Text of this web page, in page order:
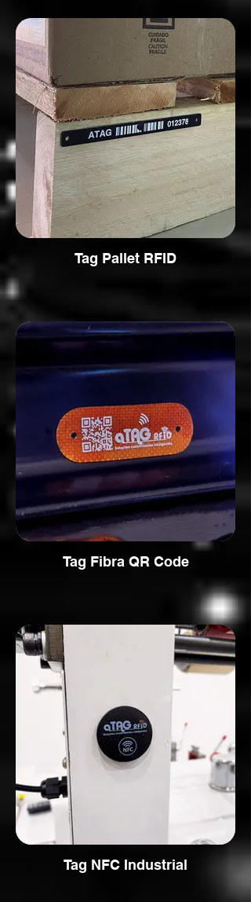
Tag Pallet RFID
Tag Fibra QR Code
Tag NFC Industrial